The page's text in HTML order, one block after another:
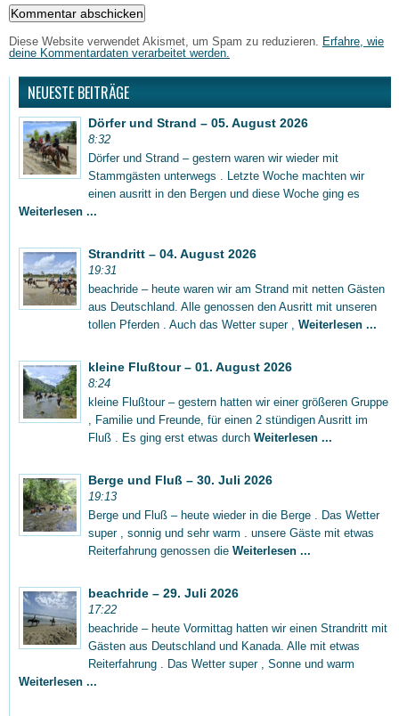
Diese Website verwendet Akismet, um Spam zu reduzieren. Erfahre, wie
deine Kommentardaten verarbeitet werden.
NEUESTE BEITRÄGE
Dörfer und Strand – 05. August 2026
8:32
Dörfer und Strand – gestern waren wir wieder mit
Stammgästen unterwegs . Letzte Woche machten wir
einen ausritt in den Bergen und diese Woche ging es
Weiterlesen ...
Strandritt – 04. August 2026
19:31
beachride – heute waren wir am Strand mit netten Gästen
aus Deutschland. Alle genossen den Ausritt mit unseren
tollen Pferden . Auch das Wetter super , Weiterlesen ...
kleine Flußtour – 01. August 2026
8:24
kleine Flußtour – gestern hatten wir einer größeren Gruppe
, Familie und Freunde, für einen 2 stündigen Ausritt im
Fluß . Es ging erst etwas durch Weiterlesen ...
Berge und Fluß – 30. Juli 2026
19:13
Berge und Fluß – heute wieder in die Berge . Das Wetter
super , sonnig und sehr warm . unsere Gäste mit etwas
Reiterfahrung genossen die Weiterlesen ...
beachride – 29. Juli 2026
17:22
beachride – heute Vormittag hatten wir einen Strandritt mit
Gästen aus Deutschland und Kanada. Alle mit etwas
Reiterfahrung . Das Wetter super , Sonne und warm
Weiterlesen ...